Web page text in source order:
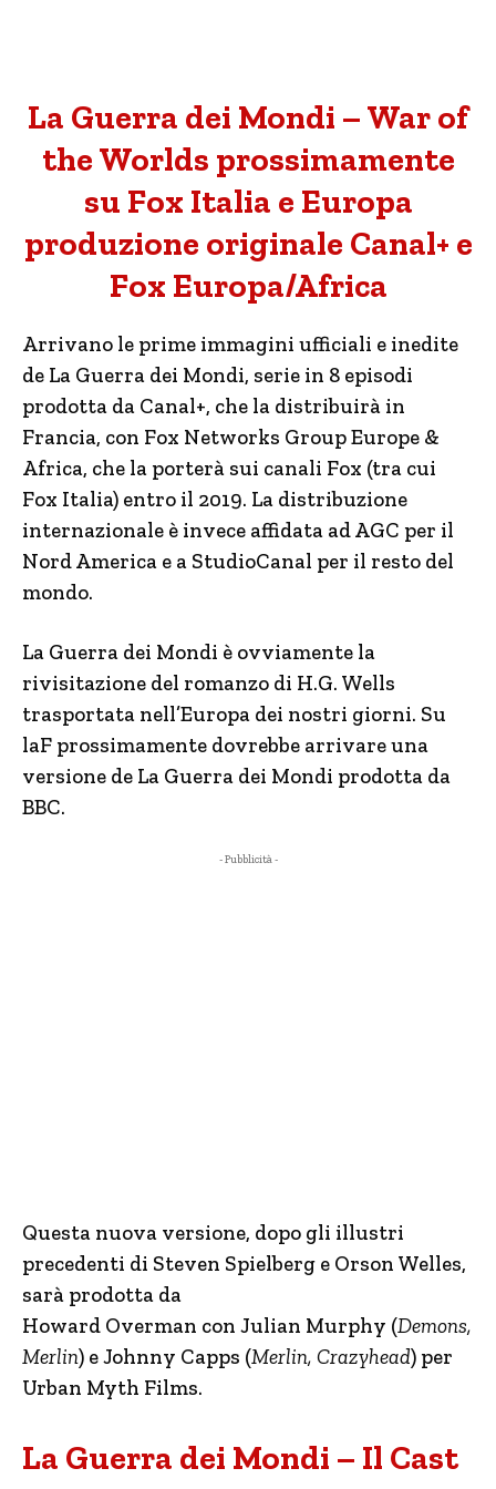
La Guerra dei Mondi – War of
the Worlds prossimamente
su Fox Italia e Europa
produzione originale Canal+ e
Fox Europa/Africa
Arrivano le prime immagini ufficiali e inedite
de La Guerra dei Mondi, serie in 8 episodi
prodotta da Canal+, che la distribuirà in
Francia, con Fox Networks Group Europe &
Africa, che la porterà sui canali Fox (tra cui
Fox Italia) entro il 2019. La distribuzione
internazionale è invece affidata ad AGC per il
Nord America e a StudioCanal per il resto del
mondo.
La Guerra dei Mondi è ovviamente la
rivisitazione del romanzo di H.G. Wells
trasportata nell’Europa dei nostri giorni. Su
laF prossimamente dovrebbe arrivare una
versione de La Guerra dei Mondi prodotta da
BBC.
- Pubblicità -
Questa nuova versione, dopo gli illustri
precedenti di Steven Spielberg e Orson Welles,
sarà prodotta da
Howard Overman con Julian Murphy (Demons,
Merlin) e Johnny Capps (Merlin, Crazyhead) per
Urban Myth Films.
La Guerra dei Mondi – Il Cast